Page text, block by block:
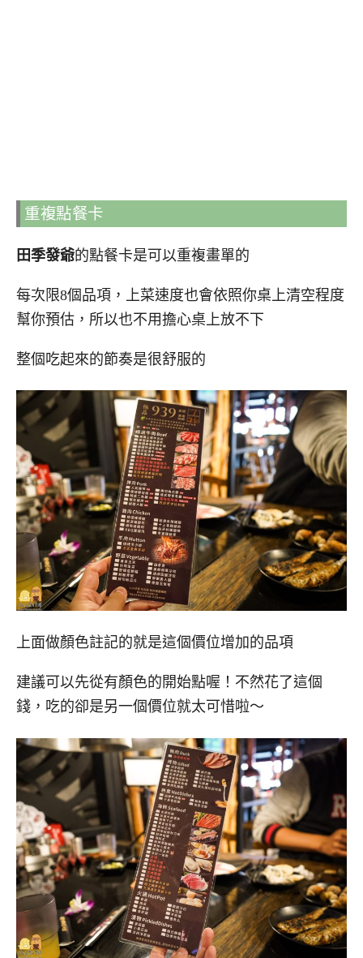
重複點餐卡
田季發爺的點餐卡是可以重複畫單的
每次限8個品項，上菜速度也會依照你桌上清空程度
幫你預估，所以也不用擔心桌上放不下
整個吃起來的節奏是很舒服的
上面做顏色註記的就是這個價位增加的品項
建議可以先從有顏色的開始點喔！不然花了這個
錢，吃的卻是另一個價位就太可惜啦～